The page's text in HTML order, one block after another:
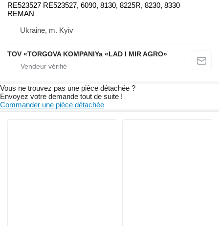
RE523527 RE523527, 6090, 8130, 8225R, 8230, 8330
REMAN
Ukraine, m. Kyiv
TOV «TORGOVA KOMPANIYa «LAD I MIR AGRO»
Vous ne trouvez pas une pièce détachée ?
Envoyez votre demande tout de suite !
Commander une pièce détachée